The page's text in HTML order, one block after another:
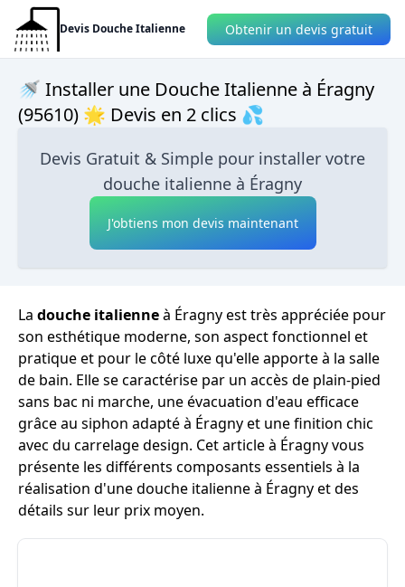
Devis Douche Italienne Obtenir un devis gratuit
🚿 Installer une Douche Italienne à Éragny
(95610) 🌟 Devis en 2 clics 💦
Devis Gratuit & Simple pour installer votre
douche italienne à Éragny
J'obtiens mon devis maintenant
La douche italienneà Éragny est très appréciée pour
son esthétique moderne, son aspect fonctionnel et
pratique et pour le côté luxe qu'elle apporte à la salle
de bain. Elle se caractérise par un accès de plain-pied
sans bac ni marche, une évacuation d'eau efficace
grâce au siphon adapté à Éragny et une finition chic
avec du carrelage design. Cet article à Éragny vous
présente les différents composants essentiels à la
réalisation d'une douche italienne à Éragny et des
détails sur leur prix moyen.